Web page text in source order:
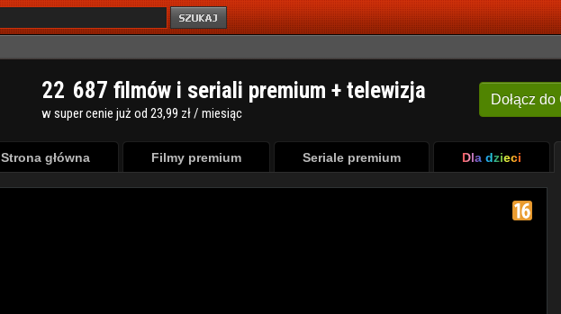
Dołącz do
22 687 filmów i seriali premium + telewizja
w super cenie już od 23,99 zł / miesiąc
Strona główna Filmy premium Seriale premium Dla dzieci